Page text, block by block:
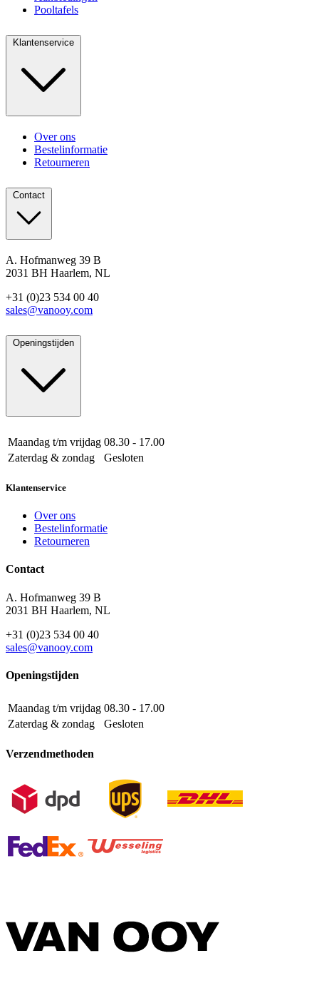
Pooltafels
Klantenservice
Over ons
Bestelinformatie
Retourneren
Contact
A. Hofmanweg 39 B
2031 BH Haarlem, NL
+31 (0)23 534 00 40
sales@vanooy.com
Openingstijden
Maandag t/m vrijdag 08.30 - 17.00
Zaterdag & zondag
Gesloten
Klantenservice
Over ons
Bestelinformatie
Retourneren
Contact
A. Hofmanweg 39 B
2031 BH Haarlem, NL
+31 (0)23 534 00 40
sales@vanooy.com
Openingstijden
Maandag t/m vrijdag 08.30 - 17.00
Zaterdag & zondag
Gesloten
Verzendmethoden